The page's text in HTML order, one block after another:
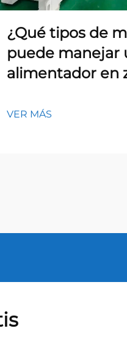
¿Qué tipos de
puede manejar
alimentador en
VER MÁS